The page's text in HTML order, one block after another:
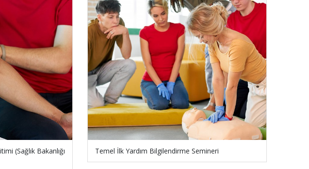
Temel İlk Yardım Bilgilendirme Semineri